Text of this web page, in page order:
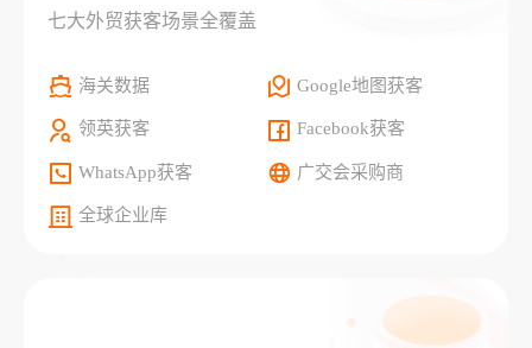
七大外贸获客场景全覆盖
海关数据 Google地图获客
领英获客 Facebook获客
WhatsApp获客 广交会采购商
全球企业库